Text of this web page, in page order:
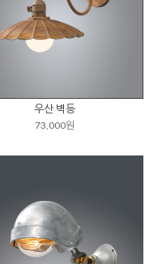
우산 벽등
73,000원